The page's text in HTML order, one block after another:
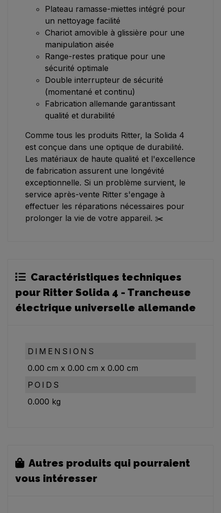
Plateau ramasse-miettes intégré pour
un nettoyage facilité
Chariot amovible à glissière pour une
manipulation aisée
Range-restes pratique pour une
sécurité optimale
Double interrupteur de sécurité
(momentané et continu)
Fabrication allemande garantissant
qualité et durabilité
Comme tous les produits Ritter, la Solida 4
est conçue dans une optique de durabilité.
Les matériaux de haute qualité et l'excellence
de fabrication assurent une longévité
exceptionnelle. Si un problème survient, le
service après-vente Ritter s'engage à
effectuer les réparations nécessaires pour
prolonger la vie de votre appareil. ✂️
Caractéristiques techniques
pour Ritter Solida 4 - Trancheuse
électrique universelle allemande
DIMENSIONS
0.00 cm x 0.00 cm x 0.00 cm
POIDS
0.000 kg
Autres produits qui pourraient
vous intéresser